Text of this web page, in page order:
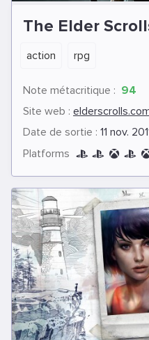
The Elder
action rpg
Note métacritique : 94
Site web :
Date de sortie : 11 nov.
Platforms